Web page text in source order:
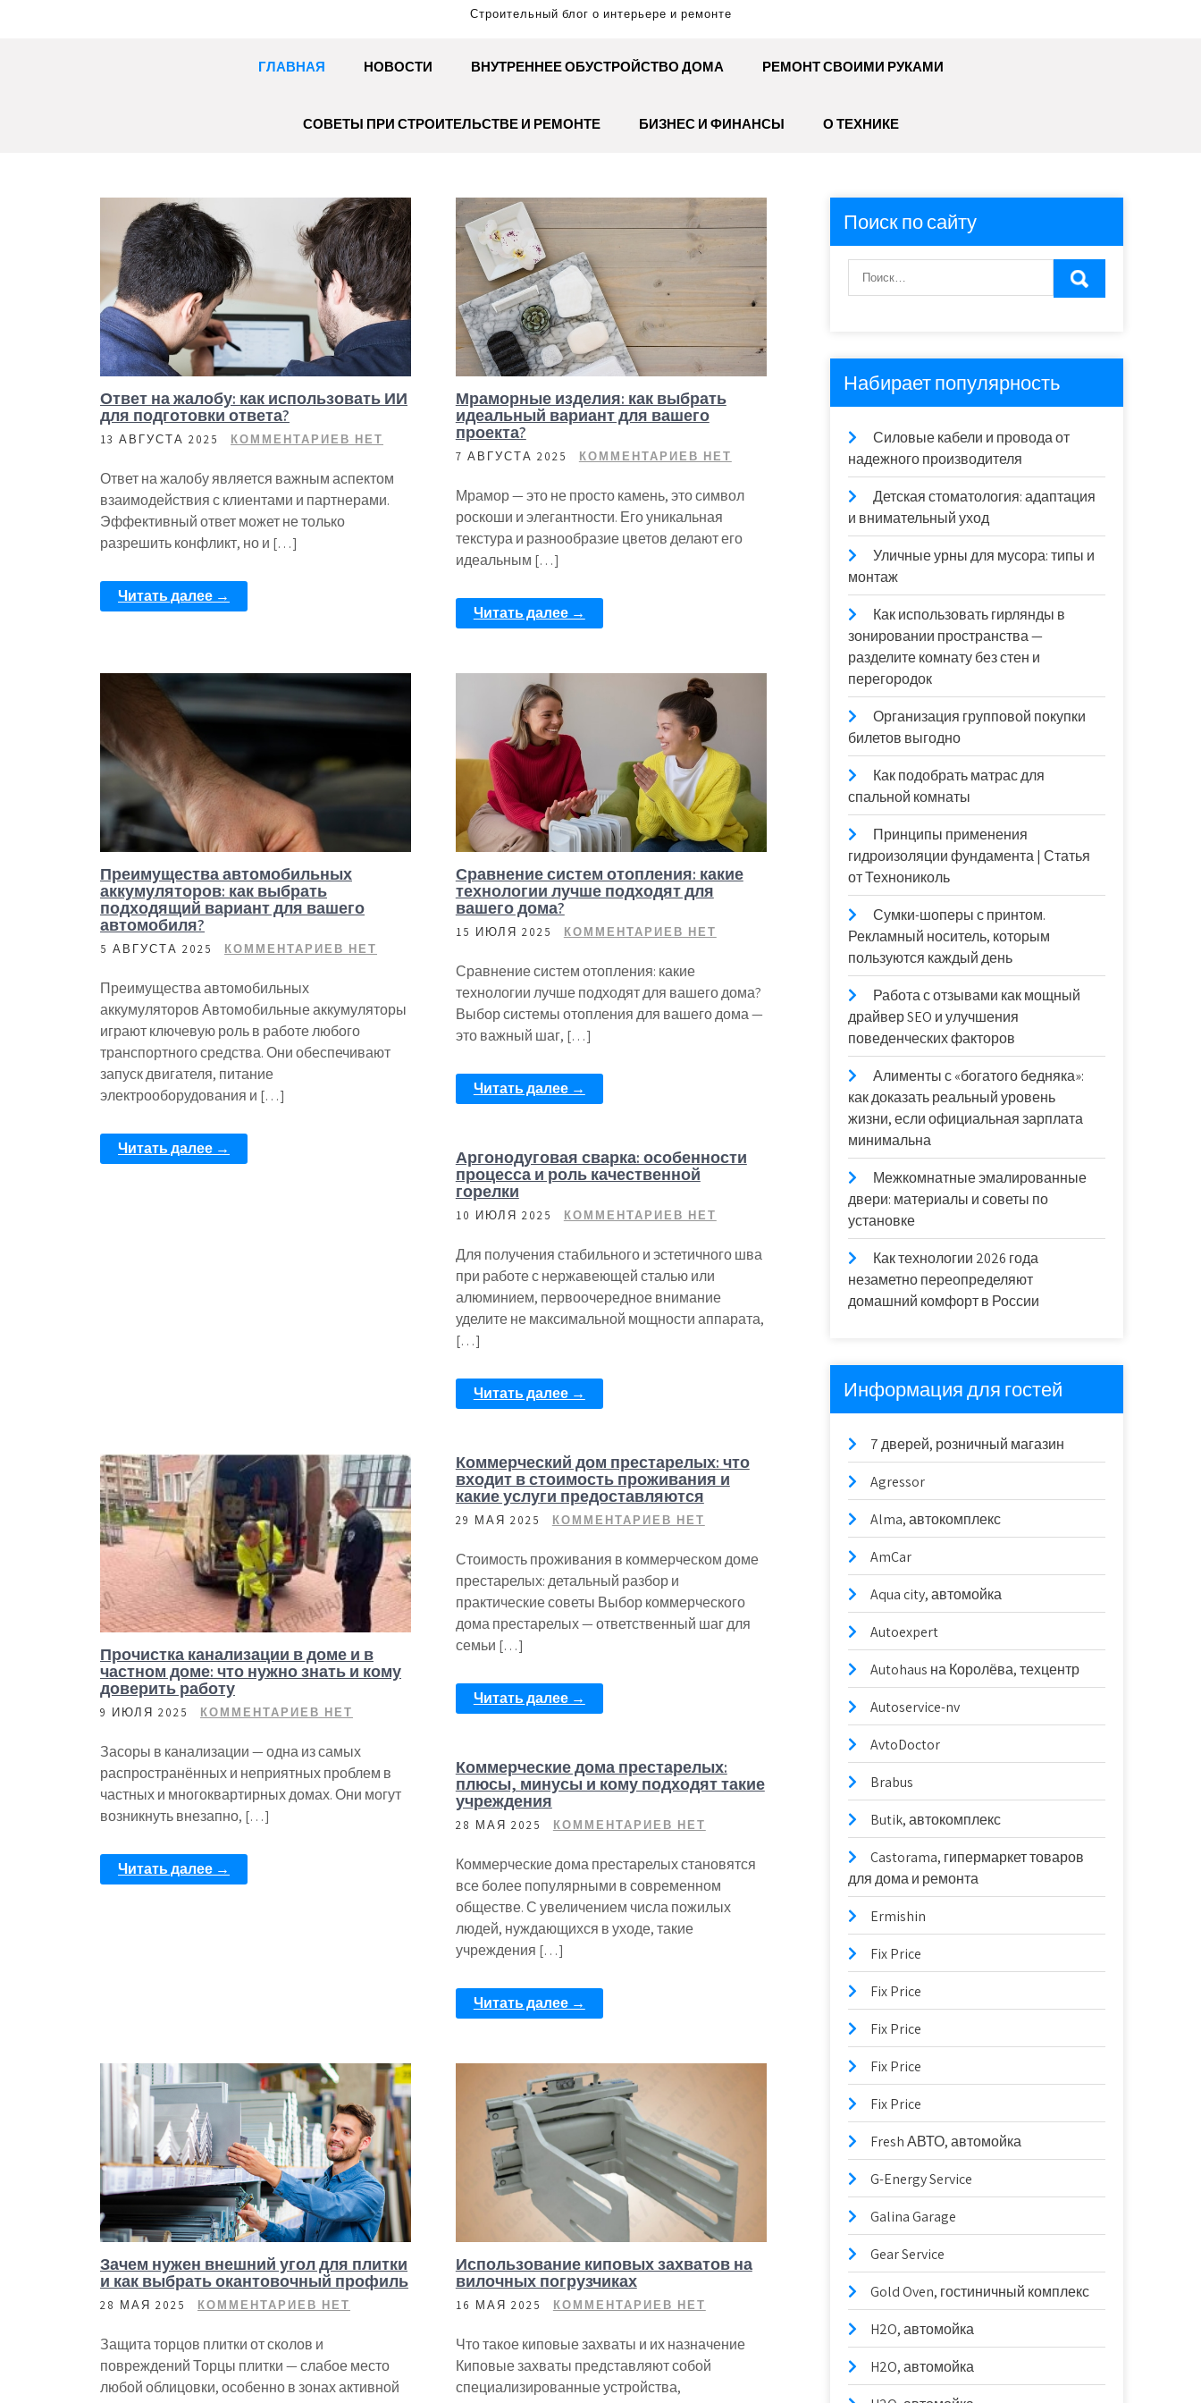
Строительный блог о интерьере и ремонте
ГЛАВНАЯ НОВОСТИ ВНУТРЕННЕЕ ОБУСТРОЙСТВО ДОМА РЕМОНТ СВОИМИ РУКАМИ
СОВЕТЫ ПРИ СТРОИТЕЛЬСТВЕ И РЕМОНТЕ БИЗНЕС И ФИНАНСЫ О ТЕХНИКЕ
Ответ на жалобу: как использовать ИИ
для подготовки ответа?
13 АВГУСТА 2025 КОММЕНТАРИЕВ НЕТ
Ответ на жалобу является важным аспектом
взаимодействия с клиентами и партнерами.
Эффективный ответ может не только
разрешить конфликт, но и […]
Читать далее →
Мраморные изделия: как выбрать
идеальный вариант для вашего
проекта?
7 АВГУСТА 2025 КОММЕНТАРИЕВ НЕТ
Мрамор — это не просто камень, это символ
роскоши и элегантности. Его уникальная
текстура и разнообразие цветов делают его
идеальным […]
Читать далее →
Преимущества автомобильных
аккумуляторов: как выбрать
подходящий вариант для вашего
автомобиля?
5 АВГУСТА 2025 КОММЕНТАРИЕВ НЕТ
Преимущества автомобильных
аккумуляторов Автомобильные аккумуляторы
играют ключевую роль в работе любого
транспортного средства. Они обеспечивают
запуск двигателя, питание
электрооборудования и […]
Читать далее →
Сравнение систем отопления: какие
технологии лучше подходят для
вашего дома?
15 ИЮЛЯ 2025 КОММЕНТАРИЕВ НЕТ
Сравнение систем отопления: какие
технологии лучше подходят для вашего дома?
Выбор системы отопления для вашего дома —
это важный шаг, […]
Читать далее →
Аргонодуговая сварка: особенности
процесса и роль качественной
горелки
10 ИЮЛЯ 2025 КОММЕНТАРИЕВ НЕТ
Для получения стабильного и эстетичного шва
при работе с нержавеющей сталью или
алюминием, первоочередное внимание
уделите не максимальной мощности аппарата,
[…]
Читать далее →
Прочистка канализации в доме и в
частном доме: что нужно знать и кому
доверить работу
9 ИЮЛЯ 2025 КОММЕНТАРИЕВ НЕТ
Засоры в канализации — одна из самых
распространённых и неприятных проблем в
частных и многоквартирных домах. Они могут
возникнуть внезапно, […]
Читать далее →
Коммерческий дом престарелых: что
входит в стоимость проживания и
какие услуги предоставляются
29 МАЯ 2025 КОММЕНТАРИЕВ НЕТ
Стоимость проживания в коммерческом доме
престарелых: детальный разбор и
практические советы Выбор коммерческого
дома престарелых — ответственный шаг для
семьи […]
Читать далее →
Коммерческие дома престарелых:
плюсы, минусы и кому подходят такие
учреждения
28 МАЯ 2025 КОММЕНТАРИЕВ НЕТ
Коммерческие дома престарелых становятся
все более популярными в современном
обществе. С увеличением числа пожилых
людей, нуждающихся в уходе, такие
учреждения […]
Читать далее →
Зачем нужен внешний угол для плитки
и как выбрать окантовочный профиль
28 МАЯ 2025 КОММЕНТАРИЕВ НЕТ
Защита торцов плитки от сколов и
повреждений Торцы плитки — слабое место
любой облицовки, особенно в зонах активной
Использование киповых захватов на
вилочных погрузчиках
16 МАЯ 2025 КОММЕНТАРИЕВ НЕТ
Что такое киповые захваты и их назначение
Киповые захваты представляют собой
специализированные устройства,
Поиск по сайту
Набирает популярность
Силовые кабели и провода от
надежного производителя
Детская стоматология: адаптация
и внимательный уход
Уличные урны для мусора: типы и
монтаж
Как использовать гирлянды в
зонировании пространства —
разделите комнату без стен и
перегородок
Организация групповой покупки
билетов выгодно
Как подобрать матрас для
спальной комнаты
Принципы применения
гидроизоляции фундамента | Статья
от Технониколь
Сумки-шоперы с принтом.
Рекламный носитель, которым
пользуются каждый день
Работа с отзывами как мощный
драйвер SEO и улучшения
поведенческих факторов
Алименты с «богатого бедняка»:
как доказать реальный уровень
жизни, если официальная зарплата
минимальна
Межкомнатные эмалированные
двери: материалы и советы по
установке
Как технологии 2026 года
незаметно переопределяют
домашний комфорт в России
Информация для гостей
7 дверей, розничный магазин
Agressor
Alma, автокомплекс
AmCar
Aqua city, автомойка
Autoexpert
Autohaus на Королёва, техцентр
Autoservice-nv
AvtoDoctor
Brabus
Butik, автокомплекс
Castorama, гипермаркет товаров
для дома и ремонта
Ermishin
Fix Price
Fix Price
Fix Price
Fix Price
Fix Price
Fresh АВТО, автомойка
G-Energy Service
Galina Garage
Gear Service
Gold Oven, гостиничный комплекс
H2O, автомойка
H2O, автомойка